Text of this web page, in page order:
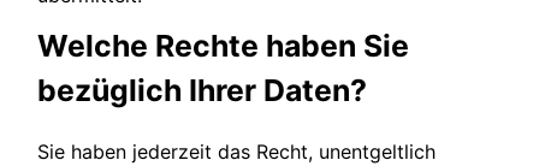
Welche Rechte haben Sie
bezüglich Ihrer Daten?
Sie haben jederzeit das Recht, unentgeltlich